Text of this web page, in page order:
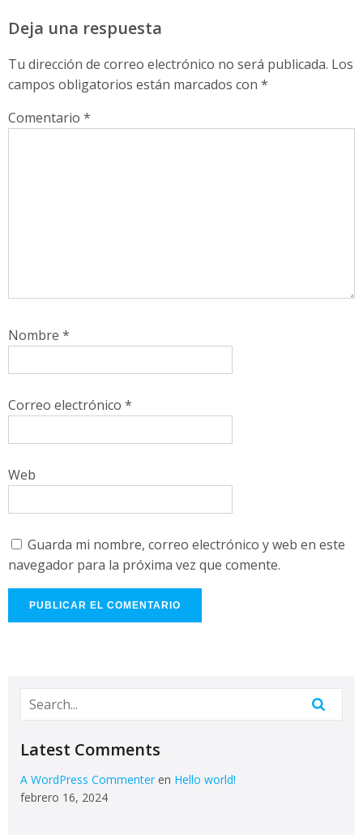
Deja una respuesta
Tu dirección de correo electrónico no será publicada. Los
campos obligatorios están marcados con *
Comentario *
Nombre *
Correo electrónico *
Web
Guarda mi nombre, correo electrónico y web en este
navegador para la próxima vez que comente.
Latest Comments
A WordPress Commenter en Hello world!
febrero 16, 2024